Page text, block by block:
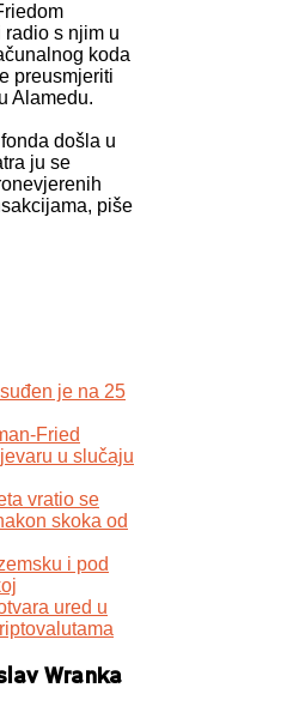
radio s njim u
koda
preusmjeriti
Alamedu.
došla u
ju se
piše
je na 25
Fried
u slučaju
vratio se
skoka od
i pod
ured u
Wranka